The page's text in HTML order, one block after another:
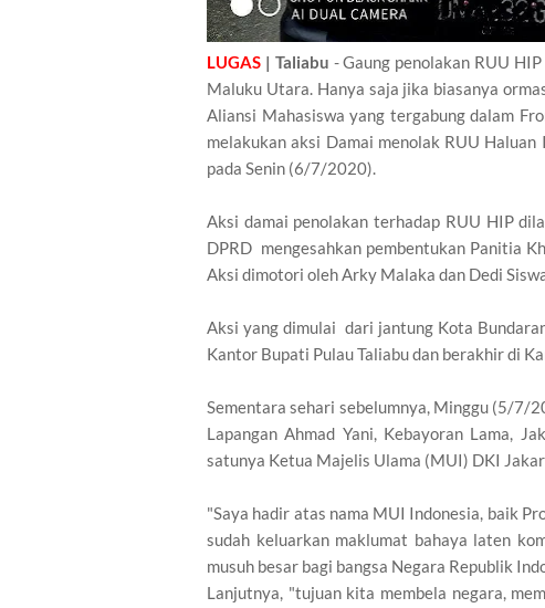
LUGAS | Taliabu - Gaung penolakan RUU
Maluku Utara. Hanya saja jika biasanya
Aliansi Mahasiswa yang tergabung dalam
melakukan aksi Damai menolak RUU
pada Senin (6/7/2020).
Aksi damai penolakan terhadap RUU HIP
DPRD mengesahkan pembentukan Panitia
Aksi dimotori oleh Arky Malaka dan Dedi
Aksi yang dimulai dari jantung Kota
Kantor Bupati Pulau Taliabu dan berakhir di
Sementara sehari sebelumnya, Minggu (5/7/
Lapangan Ahmad Yani, Kebayoran Lama,
satunya Ketua Majelis Ulama (MUI) DKI
"Saya hadir atas nama MUI Indonesia, baik
sudah keluarkan maklumat bahaya laten
musuh besar bagi bangsa Negara Republik
Lanjutnya, "tujuan kita membela negara,